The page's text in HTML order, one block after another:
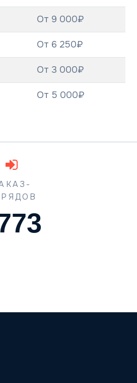
От 9 000₽
От 6 250₽
От 3 000₽
От 5 000₽